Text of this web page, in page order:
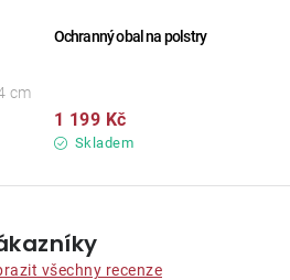
cm
Ochranný obal na polstry
Skladem
1 199 Kč
všechny recenze